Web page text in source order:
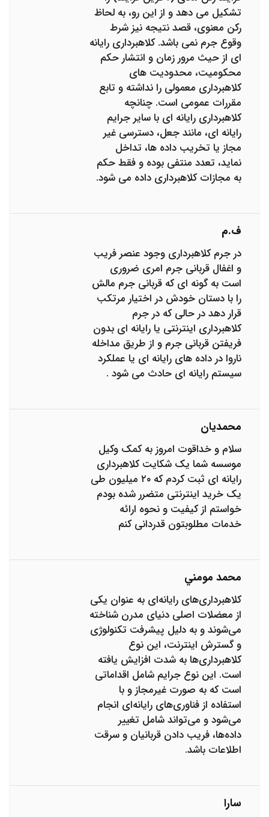
تشکیل می دهد و از این رو، به لحاظ
رکن معنوی، قصد نتیجه نیز شرط
وقوع جرم نمی باشد. کلاهبرداری رایانه
ای از حیث مرور زمان و انتشار حکم
محکومیت، محدودیت های
کلاهبرداری معمولی را نداشته و تابع
مقررات عمومی است. چنانچه
کلاهبرداری رایانه ای با سایر جرایم
رایانه ای، مانند جعل، دسترسی غیر
مجاز یا تخریب داده ها، تداخل
نماید، تعدد منتفی بوده و فقط حکم
به مجازات کلاهبرداری داده می شود.
ف.م
در جرم کلاهبرداری وجود عنصر فریب
و اغفال قربانی جرم امری ضروری
است به گونه ای که قربانی جرم مالش
را با دستان خودش در اختیار مرتکب
قرار دهد در حالی که در جرم
کلاهبرداری اینترنتی یا رایانه ای بدون
فریفتن قربانی جرم و از طریق مداخله
ناروا در داده های رایانه ای یا عملکرد
سیستم رایانه ای حادث می شود .
محمدیان
سلام و خداقوت امروز به کمک وکیل
موسسه شما یک شکایت کلاهبرداری
رایانه ای ثبت کردم که ۲۰ میلیون طی
یک خرید اینترنتی متضرر شده بودم
خواستم از کیفیت و نحوه ارائه
خدمات مطلوبتون قدردانی کنم
محمد مومني
کلاهبرداری‌های رایانه‌ای به عنوان یکی
از معضلات اصلی دنیای مدرن شناخته
می‌شوند و به دلیل پیشرفت تکنولوژی
و گسترش اینترنت، این نوع
کلاهبرداری‌ها به شدت افزایش یافته
است. این نوع جرایم شامل اقداماتی
است که به صورت غیرمجاز و با
استفاده از فناوری‌های رایانه‌ای انجام
می‌شود و می‌تواند شامل تغییر
داده‌ها، فریب دادن قربانیان و سرقت
اطلاعات باشد.
سارا